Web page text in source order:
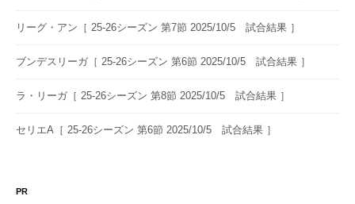
リーグ・アン［ 25-26シーズン 第7節 2025/10/5 試合結果 ］
ブンデスリーガ［ 25-26シーズン 第6節 2025/10/5 試合結果 ］
ラ・リーガ［ 25-26シーズン 第8節 2025/10/5 試合結果 ］
セリエA［ 25-26シーズン 第6節 2025/10/5 試合結果 ］
PR